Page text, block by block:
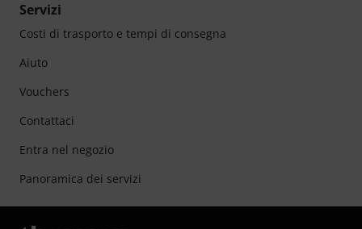
Servizi
Costi di trasporto e tempi di consegna
Aiuto
Vouchers
Contattaci
Entra nel negozio
Panoramica dei servizi